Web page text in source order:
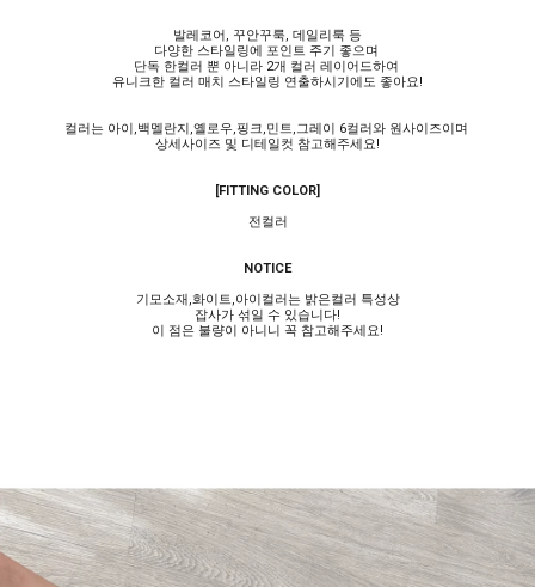
발레코어, 꾸안꾸룩, 데일리룩 등
다양한 스타일링에 포인트 주기 좋으며
단독 한컬러 뿐 아니라 2개 컬러 레이어드하여
유니크한 컬러 매치 스타일링 연출하시기에도 좋아요!
컬러는 아이,백멜란지,옐로우,핑크,민트,그레이 6컬러와 원사이즈이며
상세사이즈 및 디테일컷 참고해주세요!
[FITTING COLOR]
전컬러
NOTICE
기모소재,화이트,아이컬러는 밝은컬러 특성상
잡사가 섞일 수 있습니다!
이 점은 불량이 아니니 꼭 참고해주세요!